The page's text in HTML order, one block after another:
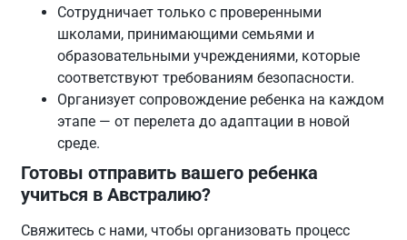
Сотрудничает только с проверенными
школами, принимающими семьями и
образовательными учреждениями, которые
соответствуют требованиям безопасности.
Организует сопровождение ребенка на каждом
этапе — от перелета до адаптации в новой
среде.
Готовы отправить вашего ребенка
учиться в Австралию?
Свяжитесь с нами, чтобы организовать процесс